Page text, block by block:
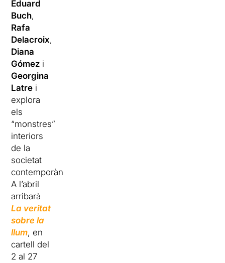
Eduard
Buch,
Rafa
Delacroix,
Diana
Gómez i
Georgina
Latre i
explora
els
“monstres”
interiors
de la
societat
contemporània.
A l’abril
arribarà
La veritat
sobre la
llum, en
cartell del
2 al 27